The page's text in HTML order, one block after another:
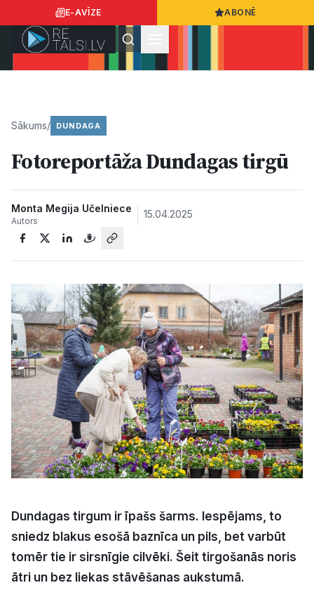
E-AVĪZE ABONĒ
Ziņas
Sabiedrība
Sports
Kultūra
Bizness
Video
Vieta
Sludinājumi
Pasākumi
Sākums/ DUNDAGA
Fotoreportāža Dundagas tirgū
Monta Megija Učelniece
Autors
15.04.2025
Dundagas tirgum ir īpašs šarms. Iespējams, to
sniedz blakus esošā baznīca un pils, bet varbūt
tomēr tie ir sirsnīgie cilvēki. Šeit tirgošanās noris
ātri un bez liekas stāvēšanas aukstumā.